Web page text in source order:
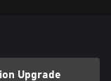
Upgrade